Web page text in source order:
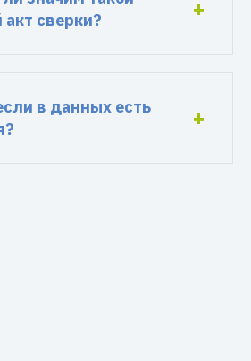
сверки?
в данных есть